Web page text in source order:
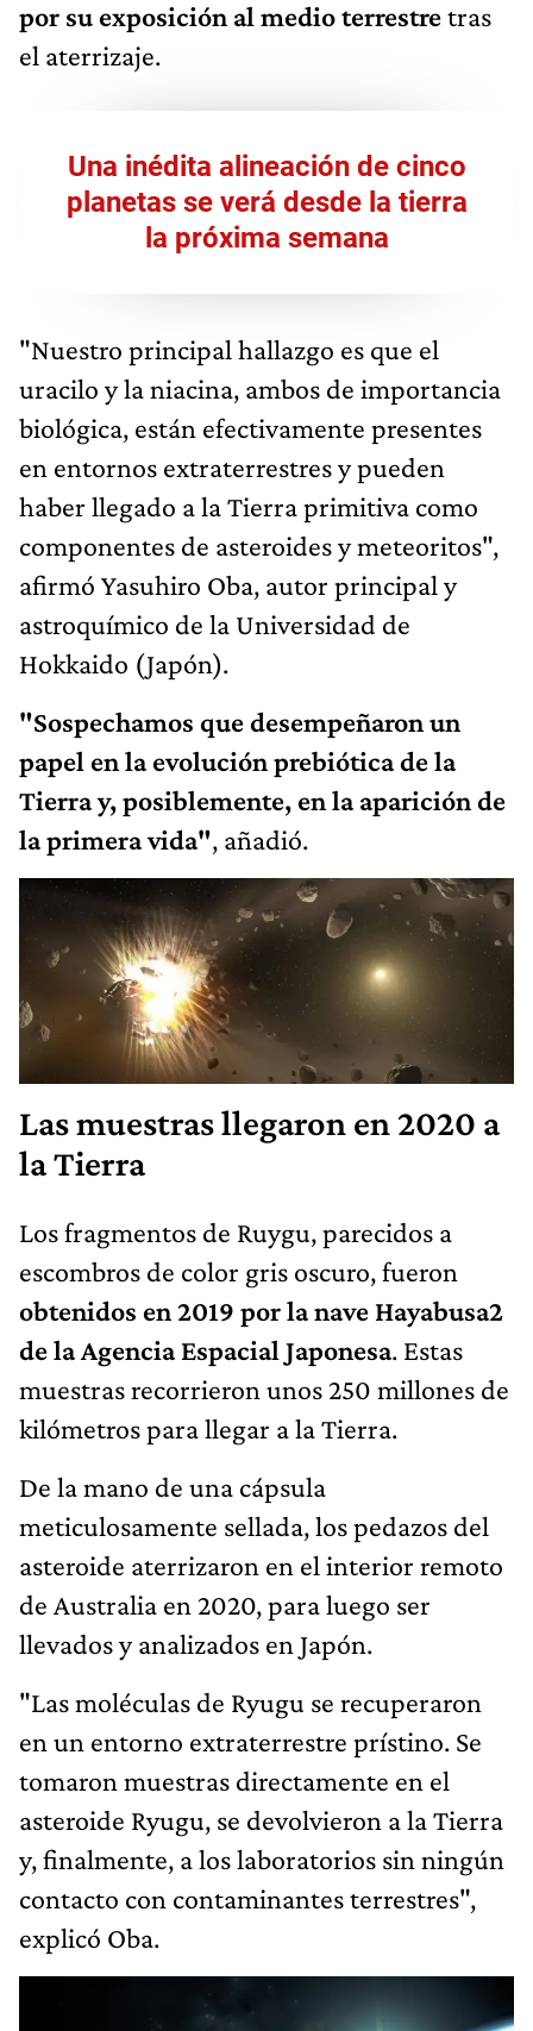
por su exposición al medio terrestretras
el aterrizaje.
Una inédita alineación de cinco
planetas se verá desde la tierra
la próxima semana
"Nuestro principal hallazgo es que el
uracilo y la niacina, ambos de importancia
biológica, están efectivamente presentes
en entornos extraterrestres y pueden
haber llegado a la Tierra primitiva como
componentes de asteroides y meteoritos",
afirmó Yasuhiro Oba, autor principal y
astroquímico de la Universidad de
Hokkaido (Japón).
"Sospechamos que desempeñaron un
papel en la evolución prebiótica de la
Tierra y, posiblemente, en la aparición de
la primera vida", añadió.
Las muestras llegaron en 2020 a
la Tierra
Los fragmentos de Ruygu, parecidos a
escombros de color gris oscuro, fueron
obtenidos en 2019 por la nave Hayabusa2
de la Agencia Espacial Japonesa. Estas
muestras recorrieron unos 250 millones de
kilómetros para llegar a la Tierra.
De la mano de una cápsula
meticulosamente sellada, los pedazos del
asteroide aterrizaron en el interior remoto
de Australia en 2020, para luego ser
llevados y analizados en Japón.
"Las moléculas de Ryugu se recuperaron
en un entorno extraterrestre prístino. Se
tomaron muestras directamente en el
asteroide Ryugu, se devolvieron a la Tierra
y, finalmente, a los laboratorios sin ningún
contacto con contaminantes terrestres",
explicó Oba.